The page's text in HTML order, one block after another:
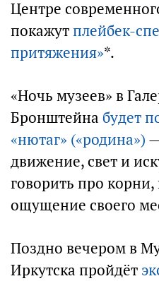
Центре
покажутплейбек-
притяжения»*.
«Ночь музеев» в
Бронштейна будет
«нютаг» («родина»)
движение, свет и
говорить про корни,
ощущение своего
Поздно вечером в
Иркутска пройдёт